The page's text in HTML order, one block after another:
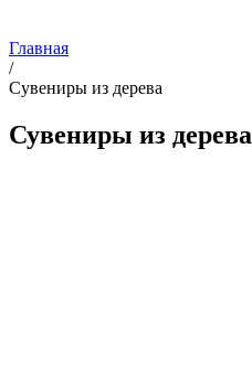
Главная
/
Сувениры из дерева
Сувениры из дерева